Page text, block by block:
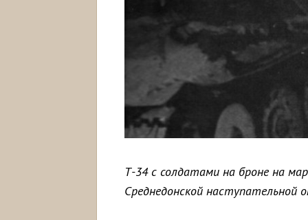
Т-34 с солдатами на броне на
Среднедонской наступательной